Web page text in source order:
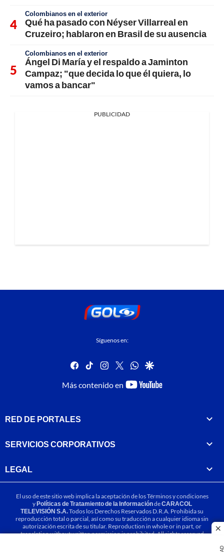
Colombianos en el exterior
Qué ha pasado con Néyser Villarreal en
Cruzeiro; hablaron en Brasil de su ausencia
Colombianos en el exterior
Ángel Di María y el respaldo a Jaminton
Campaz; "que decida lo que él quiera, lo
vamos a bancar"
PUBLICIDAD
Síguenos en:
facebook
tiktok instagram
twitterwhatsapp
google
Más contenido en
youtube-
RED DE PORTALES
SERVICIOS CORPORATIVOS
LEGAL
El uso de este sitio web implica la aceptación de losTérminos y condiciones
yPolíticas de Tratamiento de la InformacióndeCARACOL
TELEVISIÓN S.A.Todos los Derechos Reservados D.R.A. Prohibida su
reproducción total o parcial, así como su traducción a cualquier idioma sin
autorización escrita de su titular. Reproduction in whole or in part, or
translation without written permission is prohibited. All rights reserved